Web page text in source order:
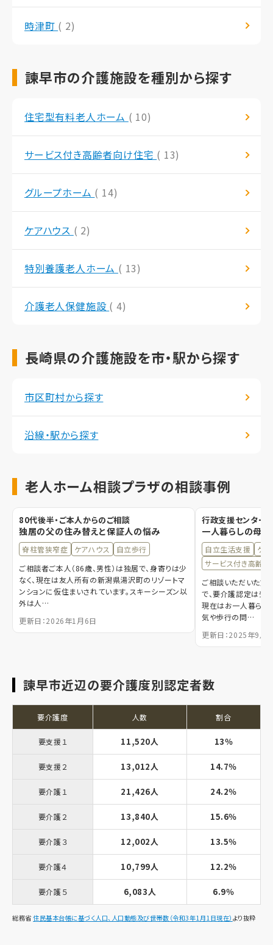
時津町 ( 2)
諫早市の介護施設を種別から探す
住宅型有料老人ホーム ( 10)
サービス付き高齢者向け住宅 ( 13)
グループホーム ( 14)
ケアハウス ( 2)
特別養護老人ホーム ( 13)
介護老人保健施設 ( 4)
長崎県の介護施設を市・駅から探す
市区町村から探す
沿線・駅から探す
老人ホーム相談プラザの相談事例
80代後半・ご本人からのご相談
独居の父の住み替えと保証人の悩み
脊柱管狭窄症 ケアハウス
自立歩行
ご相談者ご本人（86歳、男性）は独居で、身寄りは少
なく、現在は友人所有の新潟県湯沢町のリゾートマ
ンションに仮住まいされています。スキーシーズン以
外は人…
更新日：2026年1月6日
行政支援センター
一人暮らしの母
自立生活支援
ケ
サービス付き高齢
ご相談いただいた方
で、要介護認定は受
現在はお一人暮らし
気や歩行の問…
更新日：2025年9月
諫早市近辺の要介護度別認定者数
要介護度 人数 割合
要支援１ 11,520人 13％
要支援２ 13,012人 14.7％
要介護１ 21,426人 24.2％
要介護２ 13,840人 15.6％
要介護３ 12,002人 13.5％
要介護４ 10,799人 12.2％
要介護５ 6,083人 6.9％
総務省住民基本台帳に基づく人口、人口動態及び世帯数（令和3年1月1日現在） より抜粋